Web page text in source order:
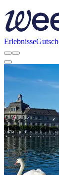
Erlebnisse